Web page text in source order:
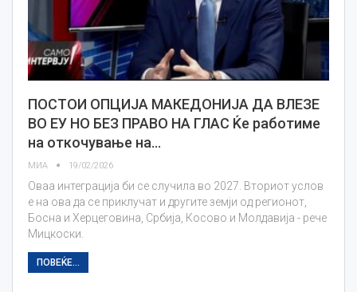
ПОСТОИ ОПЦИЈА МАКЕДОНИЈА ДА ВЛЕЗЕ
ВО ЕУ НО БЕЗ ПРАВО НА ГЛАС Ќе работиме
на откочување на…
МИА 19/02/2026
Оваа интеграција би се случила во 2027. Вториот услов
е на ова да се приклучат и другите земји од регионот,
Босна и Херцеговина, Србија, Косово и Молдавија - рече
Мицкоски.
ПОВЕЌЕ...